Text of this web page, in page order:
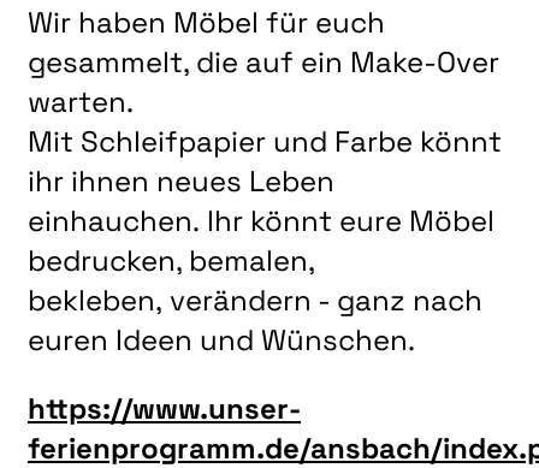
LITERATUR
MUSIK
NATUR & STRUKTUR
ÜBER UNS
KUNSTHAUS R3
SPECKDRUMM HALLE
BEWERBUNG
UNSERE KÜNSTLER*INNEN
Wir haben Möbel für euch
gesammelt, die auf ein Make-Over
warten.
Mit Schleifpapier und Farbe könnt
ihr ihnen neues Leben
einhauchen. Ihr könnt eure Möbel
bedrucken, bemalen,
bekleben, verändern - ganz nach
euren Ideen und Wünschen.
https://www.unser-
ferienprogramm.de/ansbach/